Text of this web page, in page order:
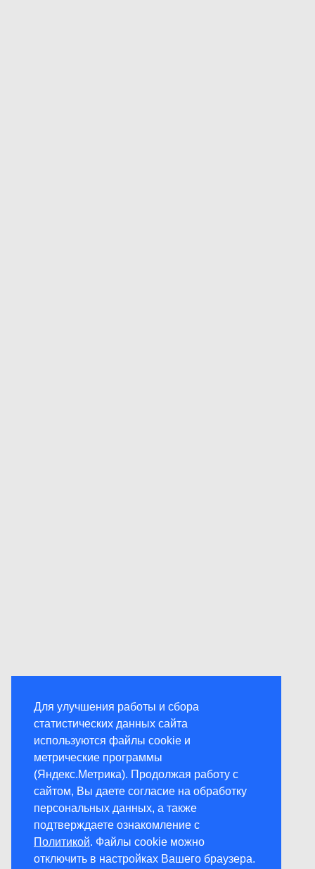
Для улучшения работы и сбора
статистических данных сайта
используются файлы cookie и
метрические программы
(Яндекс.Метрика). Продолжая работу с
сайтом, Вы даете согласие на обработку
персональных данных, а также
подтверждаете ознакомление с
Политикой. Файлы cookie можно
отключить в настройках Вашего браузера.